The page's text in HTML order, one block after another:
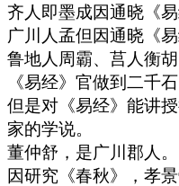
齐人即墨成因通晓《
广川人孟但因通晓《
鲁地人周霸、莒人衡
《易经》官做到二千石
但是对《易经》能讲
家的学说。
董仲舒，是广川郡人。
因研究《春秋》，孝